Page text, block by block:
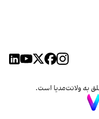
به ولانت‌مدیا است.